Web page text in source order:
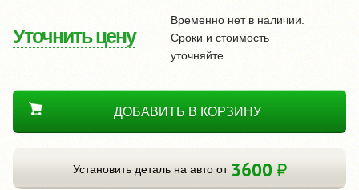
Уточнить цену
Временно нет в наличии.
Сроки и стоимость
уточняйте.
ДОБАВИТЬ В КОРЗИНУ
Установить деталь на авто от 3600